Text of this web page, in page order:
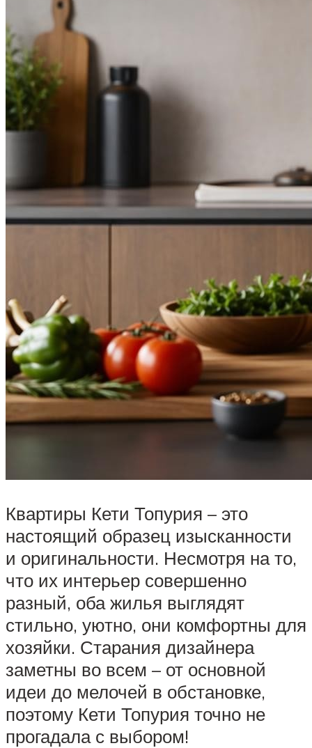
Квартиры Кети Топурия – это
настоящий образец изысканности
и оригинальности. Несмотря на то,
что их интерьер совершенно
разный, оба жилья выглядят
стильно, уютно, они комфортны для
хозяйки. Старания дизайнера
заметны во всем – от основной
идеи до мелочей в обстановке,
поэтому Кети Топурия точно не
прогадала с выбором!